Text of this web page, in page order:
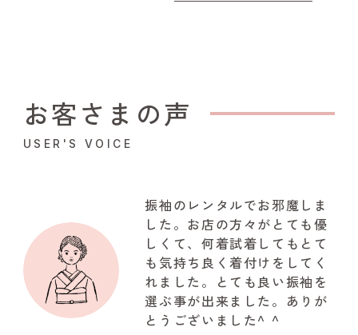
お客さまの声
USER'S VOICE
振袖のレンタルでお邪魔しま
した。お店の方々がとても優
しくて、何着試着してもとて
も気持ち良く着付けをしてく
れました。とても良い振袖を
選ぶ事が出来ました。ありが
とうございました^ ^